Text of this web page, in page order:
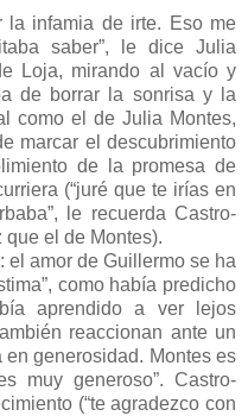
infamia de irte. Eso me
saber”, le dice Julia
Loja, mirando al vacío y
de borrar la sonrisa y la
como el de Julia Montes,
marcar el descubrimiento
de la promesa de
(“juré que te irías en
le recuerda Castro-
el de Montes).
amor de Guillermo se ha
como había predicho
aprendido a ver lejos
reaccionan ante un
generosidad. Montes es
muy generoso”. Castro-
(“te agradezco con